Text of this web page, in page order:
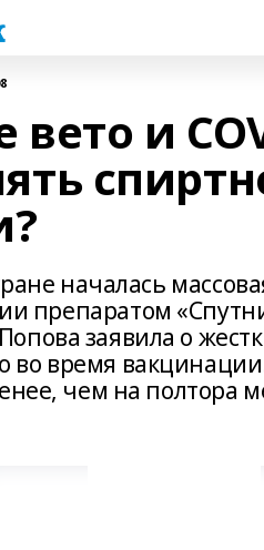
вето и
началась
препаратом
заявила о
во время
чем на полтора